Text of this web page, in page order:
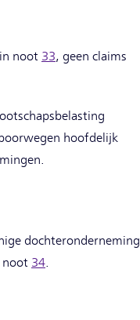
noot 33, geen claims
hoofdelijk
dochteronderneming
noot 34.